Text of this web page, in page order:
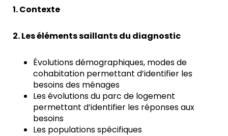
1. Contexte
2. Les éléments saillants du diagnostic
Évolutions démographiques, modes de
cohabitation permettant d’identifier les
besoins des ménages
Les évolutions du parc de logement
permettant d’identifier les réponses aux
besoins
Les populations spécifiques